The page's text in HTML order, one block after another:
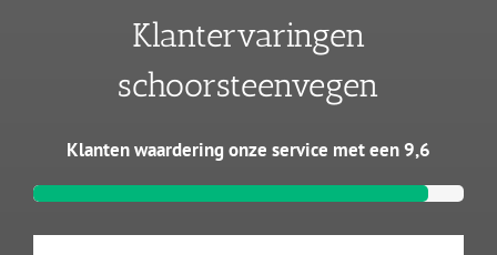
Klantervaringen
schoorsteenvegen
Klanten waardering onze service met een 9,6